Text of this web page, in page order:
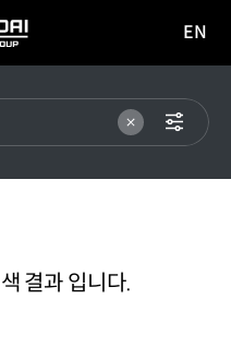
이동
EN
결과 입니다.